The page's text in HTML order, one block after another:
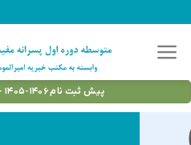
پیش ثبت نام ۱۴۰۶-۱۴۰۵ - دریافت کارت آزمون